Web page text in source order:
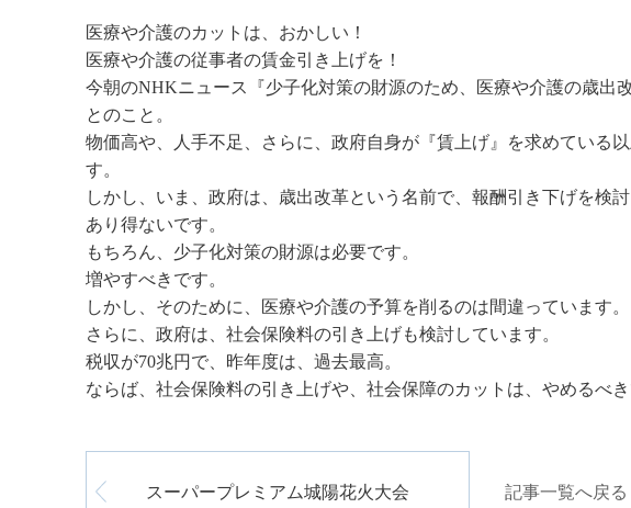
医療や介護のカットは、おかしい！
医療や介護の従事者の賃金引き上げを！
今朝のNHKニュース『少子化対策の財源のため、医療や介護の歳出
とのこと。
物価高や、人手不足、さらに、政府自身が『賃上げ』を求めている
す。
しかし、いま、政府は、歳出改革という名前で、報酬引き下げを検討
あり得ないです。
もちろん、少子化対策の財源は必要です。
増やすべきです。
しかし、そのために、医療や介護の予算を削るのは間違っています。
さらに、政府は、社会保険料の引き上げも検討しています。
税収が70兆円で、昨年度は、過去最高。
ならば、社会保険料の引き上げや、社会保障のカットは、やめるべき
スーパープレミアム城陽花火大会 記事一覧へ戻る